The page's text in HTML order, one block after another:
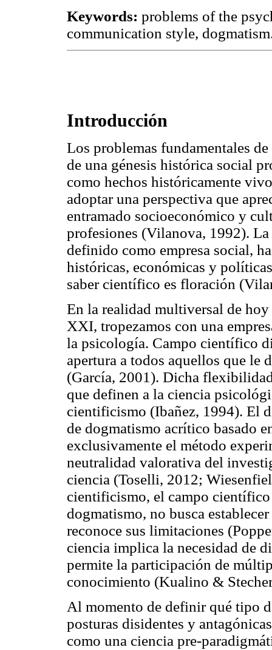
Keywords: problems of the
communication style,
Introducción
Los problemas fundamentales
de una génesis histórica social
como hechos históricamente
adoptar una perspectiva que
entramado socioeconómico y
profesiones (Vilanova, 1992).
definido como empresa social,
históricas, económicas y
saber científico es floración
En la realidad multiversal de
XXI, tropezamos con una
la psicología. Campo científico
apertura a todos aquellos que
(García, 2001). Dicha
que definen a la ciencia
cientificismo (Ibañez, 1994). El
de dogmatismo acrítico basado
exclusivamente el método
neutralidad valorativa del
ciencia (Toselli, 2012;
cientificismo, el campo
dogmatismo, no busca
reconoce sus limitaciones
ciencia implica la necesidad de
permite la participación de
conocimiento (Kualino &
Al momento de definir qué tipo
posturas disidentes y
como una ciencia pre-